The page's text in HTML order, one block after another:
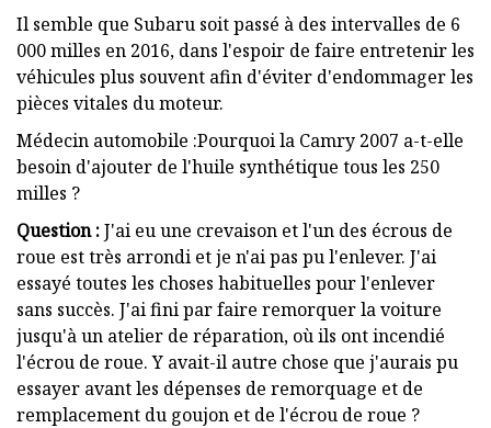
Il semble que Subaru soit passé à des intervalles de 6
000 milles en 2016, dans l'espoir de faire entretenir les
véhicules plus souvent afin d'éviter d'endommager les
pièces vitales du moteur.
Médecin automobile :Pourquoi la Camry 2007 a-t-elle
besoin d'ajouter de l'huile synthétique tous les 250
milles ?
Question :J'ai eu une crevaison et l'un des écrous de
roue est très arrondi et je n'ai pas pu l'enlever. J'ai
essayé toutes les choses habituelles pour l'enlever
sans succès. J'ai fini par faire remorquer la voiture
jusqu'à un atelier de réparation, où ils ont incendié
l'écrou de roue. Y avait-il autre chose que j'aurais pu
essayer avant les dépenses de remorquage et de
remplacement du goujon et de l'écrou de roue ?